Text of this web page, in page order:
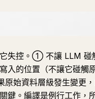
它失控。① 不讓 LLM
入的位置（不讓它碰觸
始資料層級發生變更
鍵。編譯是例行工作，